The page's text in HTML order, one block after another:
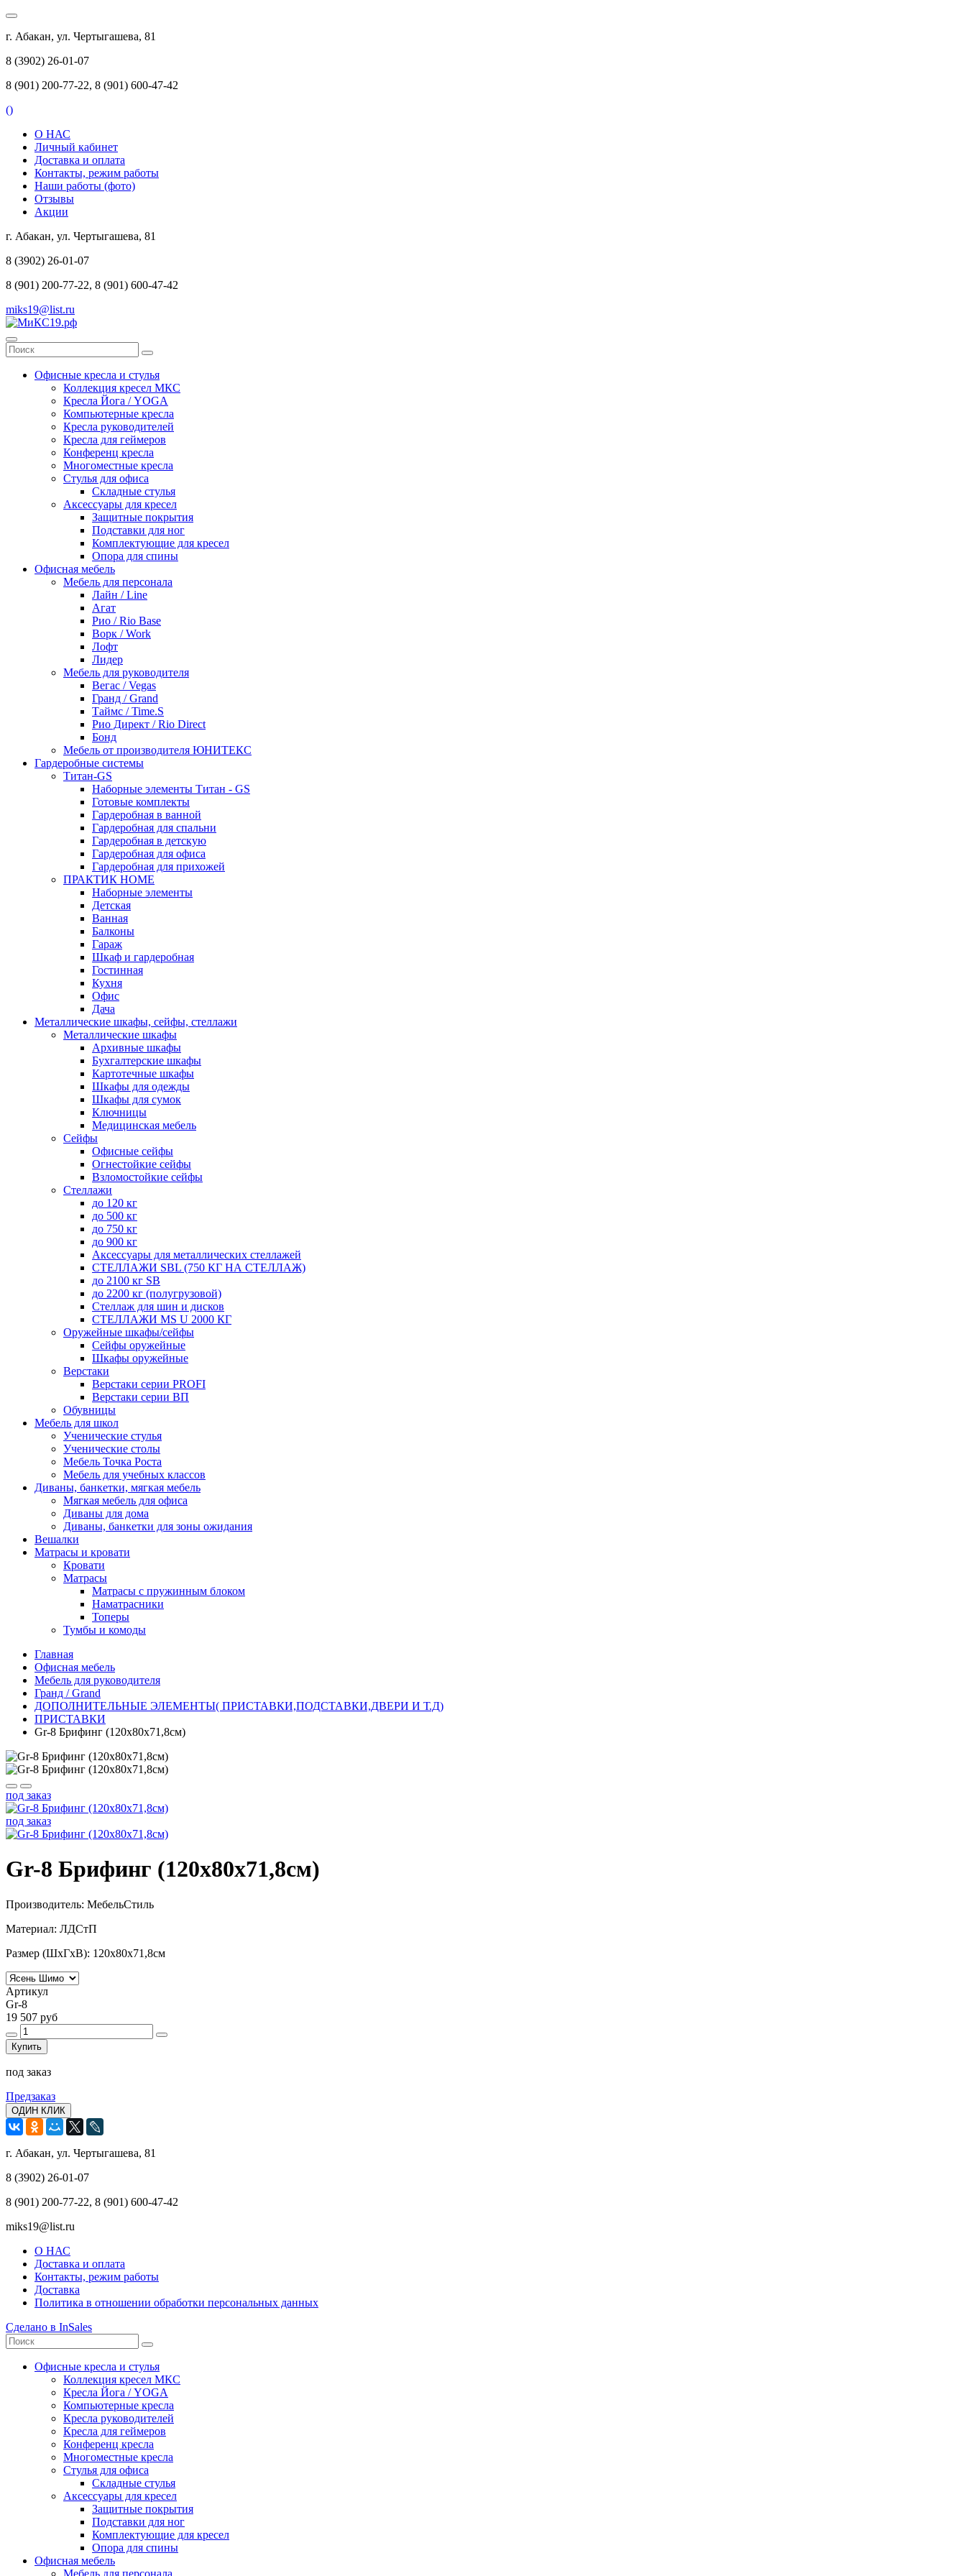
г. Абакан, ул. Чертыгашева, 81
8 (3902) 26-01-07
8 (901) 200-77-22, 8 (901) 600-47-42
()
О НАС
Личный кабинет
Доставка и оплата
Контакты, режим работы
Наши работы (фото)
Отзывы
Акции
г. Абакан, ул. Чертыгашева, 81
8 (3902) 26-01-07
8 (901) 200-77-22, 8 (901) 600-47-42
miks19@list.ru
Офисные кресла и стулья
Коллекция кресел МКС
Кресла Йога / YOGA
Компьютерные кресла
Кресла руководителей
Кресла для геймеров
Конференц кресла
Многоместные кресла
Стулья для офиса
Складные стулья
Аксессуары для кресел
Защитные покрытия
Подставки для ног
Комплектующие для кресел
Опора для спины
Офисная мебель
Мебель для персонала
Лайн / Line
Агат
Рио / Rio Base
Ворк / Work
Лофт
Лидер
Мебель для руководителя
Вегас / Vegas
Гранд / Grand
Таймс / Time.S
Рио Директ / Rio Direct
Бонд
Мебель от производителя ЮНИТЕКС
Гардеробные системы
Титан-GS
Наборные элементы Титан - GS
Готовые комплекты
Гардеробная в ванной
Гардеробная для спальни
Гардеробная в детскую
Гардеробная для офиса
Гардеробная для прихожей
ПРАКТИК HOME
Наборные элементы
Детская
Ванная
Балконы
Гараж
Шкаф и гардеробная
Гостинная
Кухня
Офис
Дача
Металлические шкафы, сейфы, стеллажи
Металлические шкафы
Архивные шкафы
Бухгалтерские шкафы
Картотечные шкафы
Шкафы для одежды
Шкафы для сумок
Ключницы
Медицинская мебель
Сейфы
Офисные сейфы
Огнестойкие сейфы
Взломостойкие сейфы
Стеллажи
до 120 кг
до 500 кг
до 750 кг
до 900 кг
Аксессуары для металлических стеллажей
СТЕЛЛАЖИ SBL (750 КГ НА СТЕЛЛАЖ)
до 2100 кг SB
до 2200 кг (полугрузовой)
Стеллаж для шин и дисков
СТЕЛЛАЖИ MS U 2000 КГ
Оружейные шкафы/сейфы
Сейфы оружейные
Шкафы оружейные
Верстаки
Верстаки серии PROFI
Верстаки серии ВП
Обувницы
Мебель для школ
Ученические стулья
Ученические столы
Мебель Точка Роста
Мебель для учебных классов
Диваны, банкетки, мягкая мебель
Мягкая мебель для офиса
Диваны для дома
Диваны, банкетки для зоны ожидания
Вешалки
Матрасы и кровати
Кровати
Матрасы
Матрасы с пружинным блоком
Наматрасники
Топеры
Тумбы и комоды
Главная
Офисная мебель
Мебель для руководителя
Гранд / Grand
ДОПОЛНИТЕЛЬНЫЕ ЭЛЕМЕНТЫ( ПРИСТАВКИ,ПОДСТАВКИ,ДВЕРИ И Т.Д)
ПРИСТАВКИ
Gr-8 Брифинг (120x80x71,8см)
под заказ
под заказ
Gr-8 Брифинг (120x80x71,8см)
Производитель: МебельСтиль
Материал: ЛДСтП
Размер (ШхГхВ): 120x80x71,8см
Артикул
Gr-8
19 507 руб
Купить
под заказ
Предзаказ
ОДИН КЛИК
г. Абакан, ул. Чертыгашева, 81
8 (3902) 26-01-07
8 (901) 200-77-22, 8 (901) 600-47-42
miks19@list.ru
О НАС
Доставка и оплата
Контакты, режим работы
Доставка
Политика в отношении обработки персональных данных
Сделано в InSales
Офисные кресла и стулья
Коллекция кресел МКС
Кресла Йога / YOGA
Компьютерные кресла
Кресла руководителей
Кресла для геймеров
Конференц кресла
Многоместные кресла
Стулья для офиса
Складные стулья
Аксессуары для кресел
Защитные покрытия
Подставки для ног
Комплектующие для кресел
Опора для спины
Офисная мебель
Мебель для персонала